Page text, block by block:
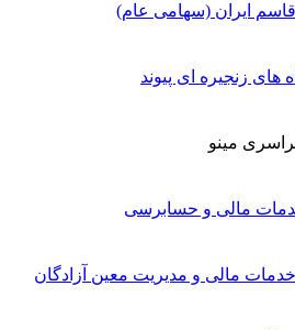
ایران (سهامی عام)
های زنجیره ای پیوند
مینو
مالی و حسابرسی
مالی و مدیریت معین آزادگان